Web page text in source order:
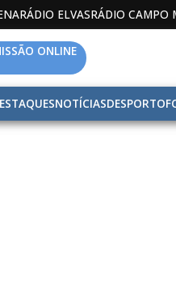
RÁDIO ELVASRÁDIO CAMPO
ONLINE
NOTÍCIASDESPORTO